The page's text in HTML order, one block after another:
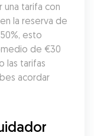
una tarifa con
la reserva de
esto
de €30
las tarifas
acordar